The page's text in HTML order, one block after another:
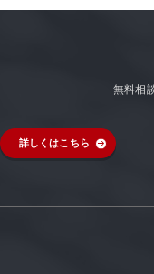
無料相
詳しくはこちら